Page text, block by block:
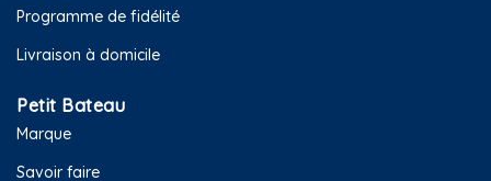
Programme de fidélité
Livraison à domicile
Petit Bateau
Marque
Savoir faire